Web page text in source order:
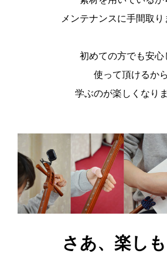
メンテナンスに手間取り
初めての方でも安心
使って頂けるから
学ぶのが楽しくなりま
さあ、楽しも